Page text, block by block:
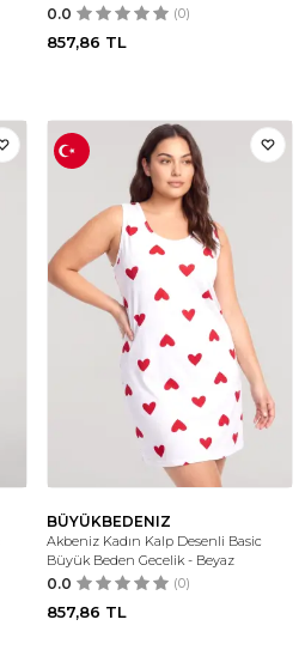
0.0 (0)
857,86 TL
BÜYÜKBEDENIZ
Akbeniz Kadın Kalp Desenli Basic
Büyük Beden Gecelik - Beyaz
0.0 (0)
857,86 TL